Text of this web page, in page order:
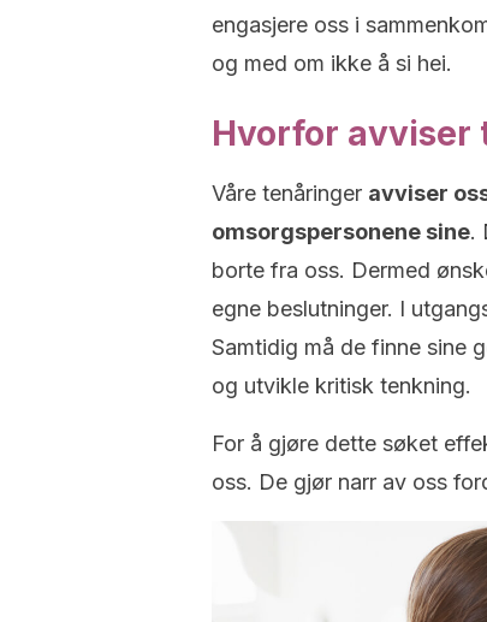
engasjere oss i
og med om ikke å si hei.
Hvorfor avviser
Våre tenåringer avviser
omsorgspersonene sine.
borte fra oss. Dermed
egne beslutninger. I
Samtidig må de finne sine
og utvikle kritisk tenkning.
For å gjøre dette søket
oss. De gjør narr av oss